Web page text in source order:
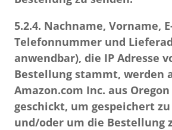
5.2.4. Nachname, Vorname,
Telefonnummer und
anwendbar), die IP Adresse
Bestellung stammt, werden
Amazon.com Inc. aus Oregon
geschickt, um gespeichert
und/oder um die Bestellung